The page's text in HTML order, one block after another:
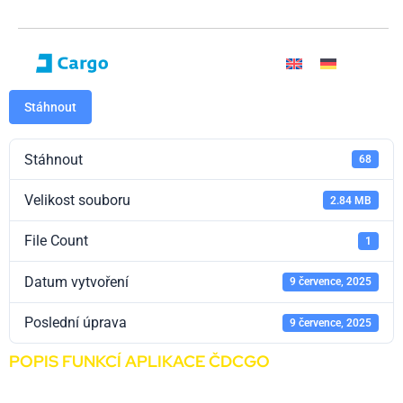
Stáhnout
Stáhnout 68
Velikost souboru 2.84 MB
File Count 1
Datum vytvoření 9 července, 2025
Poslední úprava 9 července, 2025
POPIS FUNKCÍ APLIKACE ČDCGO